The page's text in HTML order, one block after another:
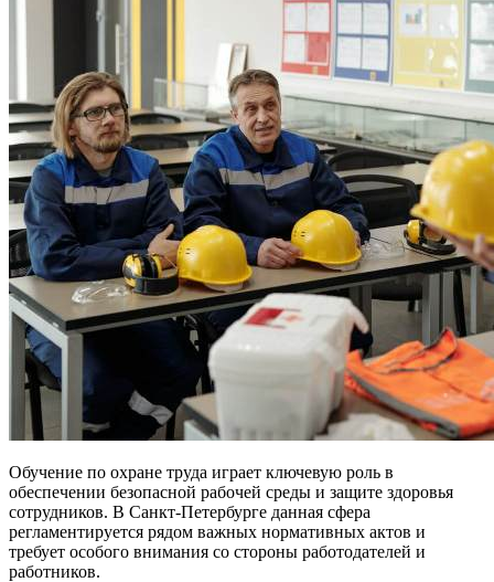
Обучение по охране труда играет ключевую роль в
обеспечении безопасной рабочей среды и защите здоровья
сотрудников. В Санкт-Петербурге данная сфера
регламентируется рядом важных нормативных актов и
требует особого внимания со стороны работодателей и
работников.